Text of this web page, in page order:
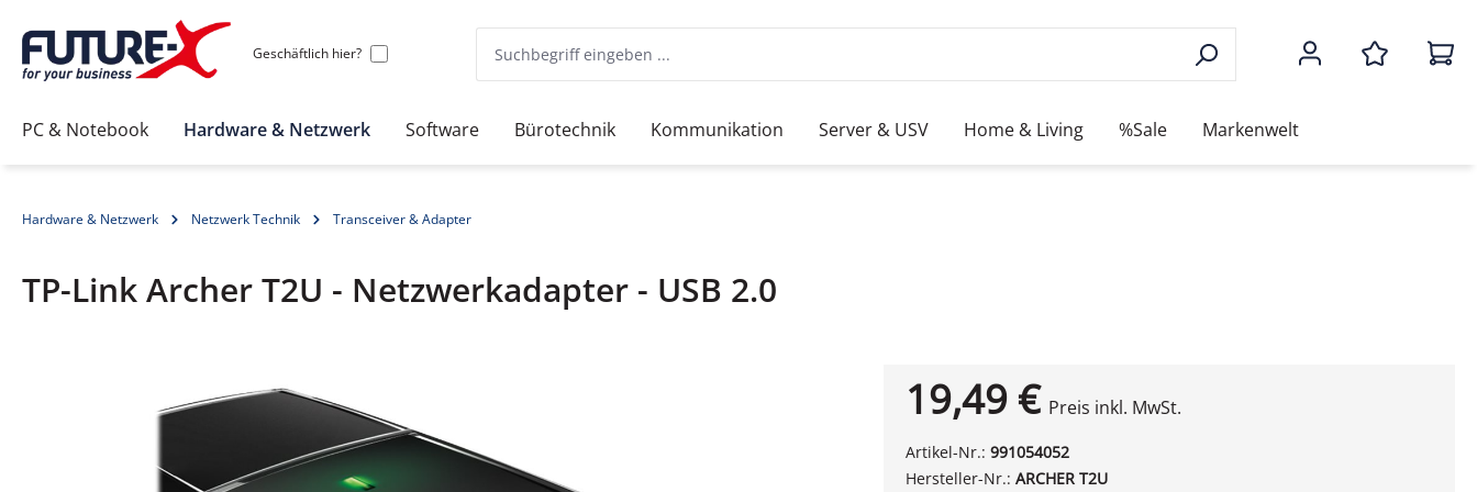
Geschäftlich hier?
PC & Notebook Hardware & Netzwerk Software Bürotechnik Kommunikation Server & USV Home & Living %Sale Markenwelt
Hardware & Netzwerk Netzwerk Technik Transceiver & Adapter
TP-Link Archer T2U - Netzwerkadapter - USB 2.0
19,49 € Preis inkl. MwSt.
Artikel-Nr.: 991054052
Hersteller-Nr.: ARCHER T2U